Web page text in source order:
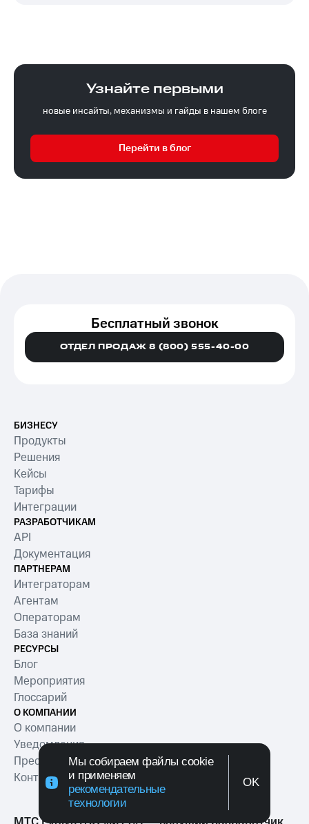
Мы собираем файлы cookie
и применяем
рекомендательные
технологии
OK
Узнайте первыми
новые инсайты, механизмы и гайды в нашем блоге
Перейти в блог
Бесплатный звонок
ОТДЕЛ ПРОДАЖ 8 (800) 555-40-00
БИЗНЕСУ
Продукты
Решения
Кейсы
Тарифы
Интеграции
РАЗРАБОТЧИКАМ
API
Документация
ПАРТНЕРАМ
Интеграторам
Агентам
Операторам
База знаний
РЕСУРСЫ
Блог
Мероприятия
Глоссарий
О КОМПАНИИ
О компании
Уведомления
Пресс-релизы
Контакты